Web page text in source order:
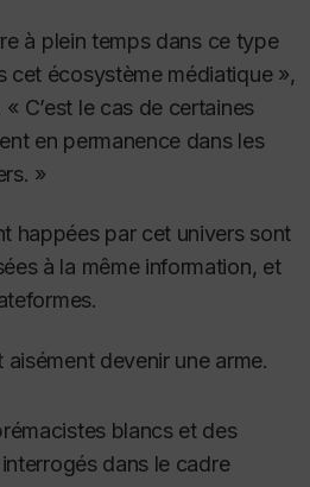
à plein temps dans ce type
cet écosystème médiatique »,
C’est le cas de certaines
en permanence dans les
»
happées par cet univers sont
à la même information, et
devenir une arme.
blancs et des
dans le cadre